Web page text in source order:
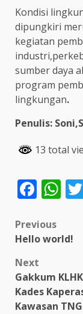
Kondisi
dipungkiri
kegiatan
sumber daya
program
lingkungan.
Penulis:
13 total
Post
Previous
Hello world!
Next
Gakkum
Kades
Kawasan